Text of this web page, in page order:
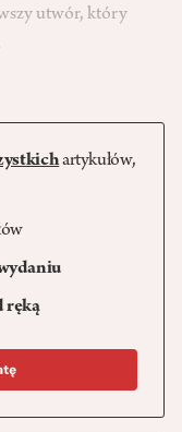
utwór, który
artykułów,
ręką